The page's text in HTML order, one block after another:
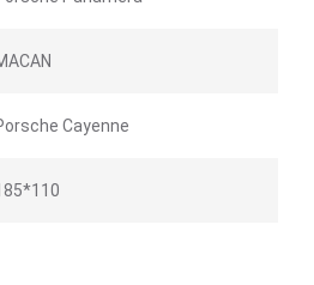
Cayenne